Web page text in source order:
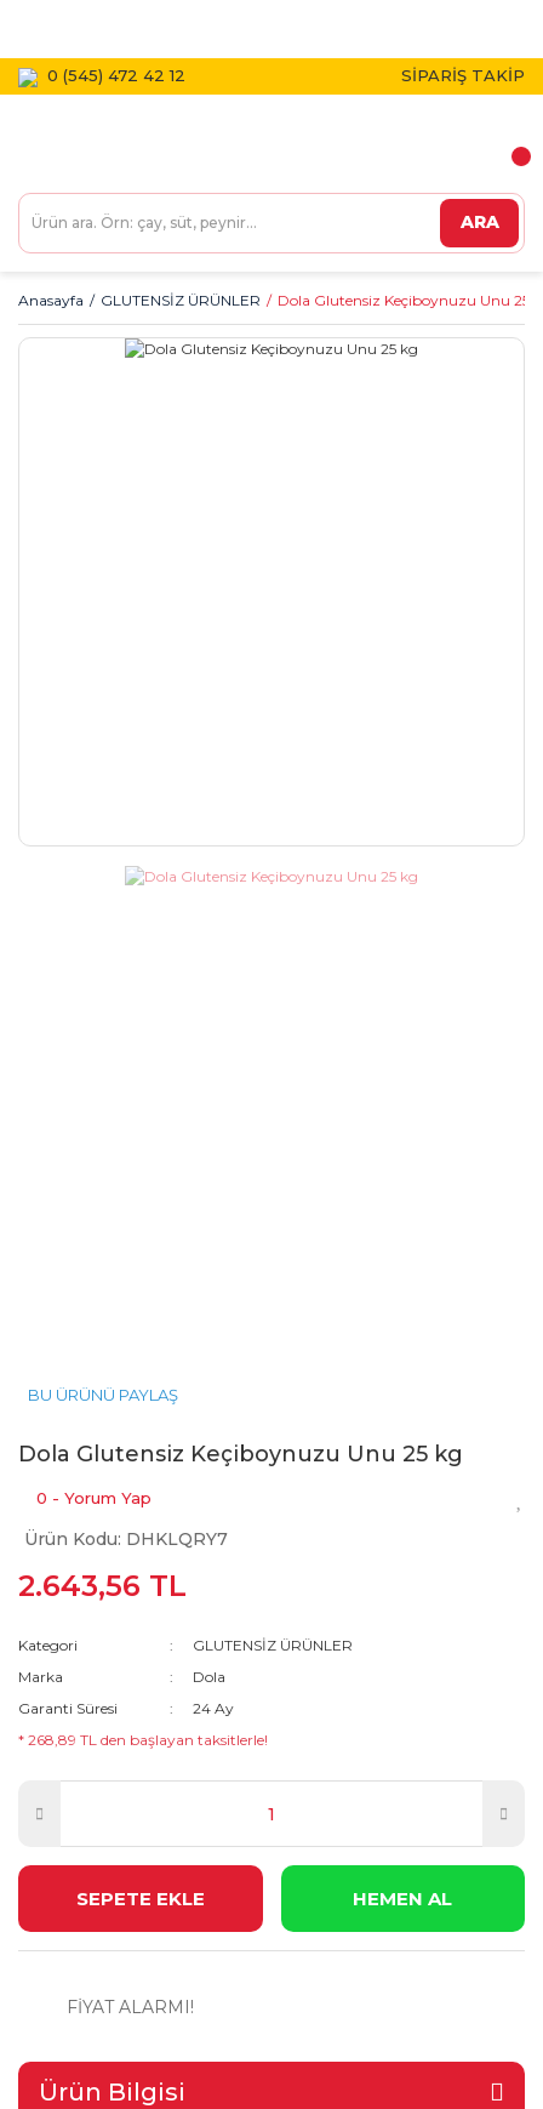
0 (545) 472 42 12 SİPARİŞ TAKİP
ARA
Anasayfa GLUTENSİZ ÜRÜNLER Dola Glutensiz Keçiboynuzu Unu 25
BU ÜRÜNÜ PAYLAŞ
Dola Glutensiz Keçiboynuzu Unu 25 kg
0 - Yorum Yap
Ürün Kodu: DHKLQRY7
2.643,56 TL
Kategori
GLUTENSİZ ÜRÜNLER
Marka
Dola
Garanti Süresi
24 Ay
* 268,89 TL den başlayan taksitlerle!
SEPETE EKLE HEMEN AL
FİYAT ALARMI!
Ürün Bilgisi